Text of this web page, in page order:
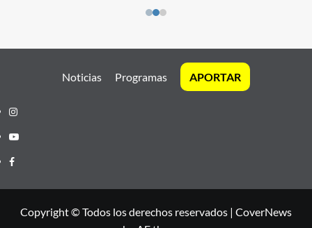
Noticias Programas APORTAR
Instagram
Youtube
Facebook
Copyright © Todos los derechos reservados | CoverNews